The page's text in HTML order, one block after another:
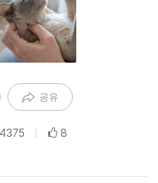
공유
4375 8